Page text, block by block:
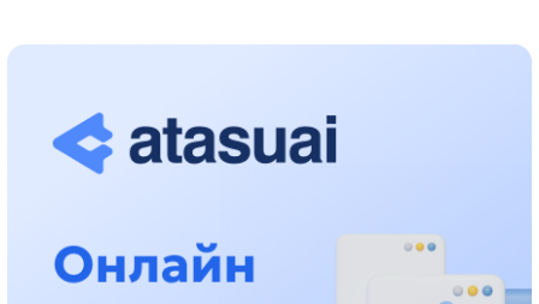
جوسپارلانۋدا
اسحات اسىلبەكوۆ: كۇشتى بيلىككە كۇشتى تۇلعالار كەرەك!
ابزال دوستيار: دۋمان مۇحامەتكارىمدى الماتى تۇرمەسىنە اۋىستىرۋى
مۇمكىن